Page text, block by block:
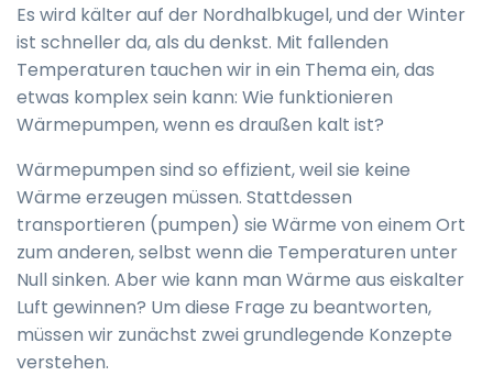
Es wird kälter auf der Nordhalbkugel, und der Winter
ist schneller da, als du denkst. Mit fallenden
Temperaturen tauchen wir in ein Thema ein, das
etwas komplex sein kann: Wie funktionieren
Wärmepumpen, wenn es draußen kalt ist?
Wärmepumpen sind so effizient, weil sie keine
Wärme erzeugen müssen. Stattdessen
transportieren (pumpen) sie Wärme von einem Ort
zum anderen, selbst wenn die Temperaturen unter
Null sinken. Aber wie kann man Wärme aus eiskalter
Luft gewinnen? Um diese Frage zu beantworten,
müssen wir zunächst zwei grundlegende Konzepte
verstehen.